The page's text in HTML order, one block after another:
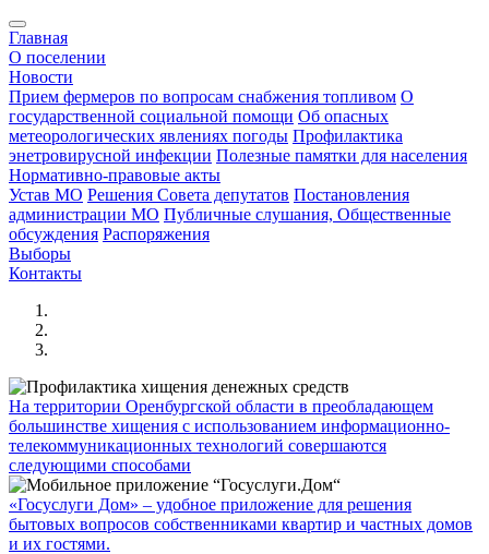
Главная
О поселении
Новости
Прием фермеров по вопросам снабжения топливом О
государственной социальной помощи Об опасных
метеорологических явлениях погоды Профилактика
энетровирусной инфекции Полезные памятки для населения
Нормативно-правовые акты
Устав МО Решения Совета депутатов Постановления
администрации МО Публичные слушания, Общественные
обсуждения Распоряжения
Выборы
Контакты
На территории Оренбургской области в преобладающем
большинстве хищения с использованием информационно-
телекоммуникационных технологий совершаются
следующими способами
«Госуслуги Дом» – удобное приложение для решения
бытовых вопросов собственниками квартир и частных домов
и их гостями.